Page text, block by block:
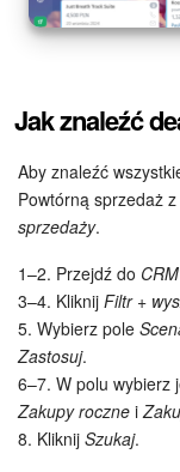
Jak znaleźć
Aby znaleźć
Powtórną sprzedaż
sprzedaży.
1–2. Przejdź do
3–4. Kliknij Filtr +
5. Wybierz pole
Zastosuj.
6–7. W polu wybierz
Zakupy roczne i
8. Kliknij Szukaj.